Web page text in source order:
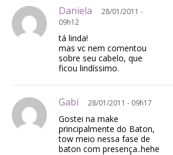
Daniela
28/01/2011 -
09h12
tá linda!
mas vc nem comentou
sobre seu cabelo, que
ficou lindíssimo.
Gabi 28/01/2011 - 09h17
Gostei na make
principalmente do Baton,
tow meio nessa fase de
baton com presença..hehe